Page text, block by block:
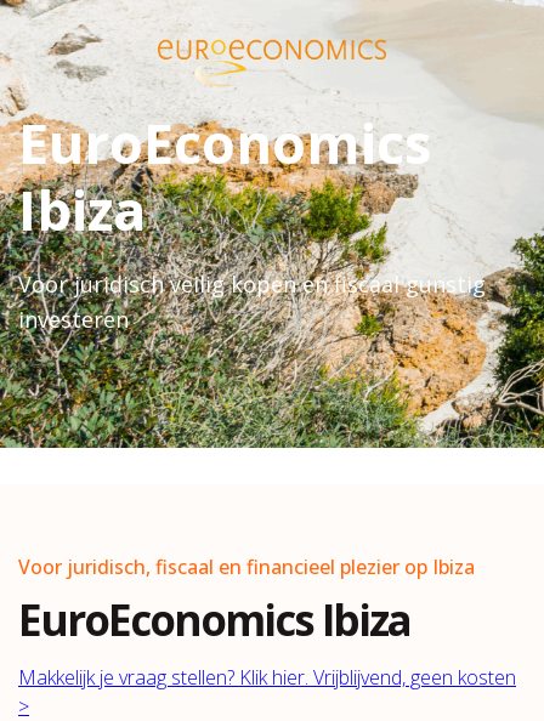
EuroEconomics
Ibiza
Voor juridisch veilig kopen en fiscaal gunstig
investeren
Voor juridisch, fiscaal en financieel plezier op Ibiza
EuroEconomics Ibiza
Makkelijk je vraag stellen? Klik hier. Vrijblijvend, geen kosten
>